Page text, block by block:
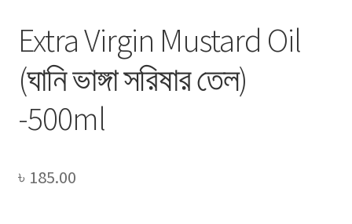
Extra Virgin Mustard Oil
(ঘানি ভাঙ্গা সরিষার তেল)
-500ml
৳ 185.00